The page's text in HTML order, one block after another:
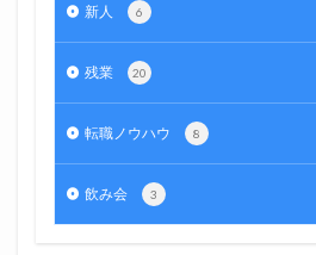
新人 6
残業 20
転職ノウハウ 8
飲み会 3